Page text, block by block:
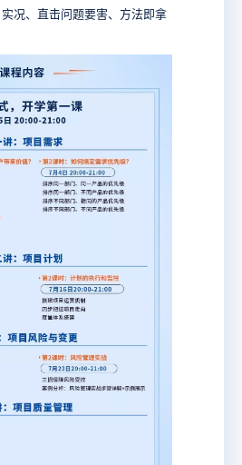
况、直击问题要害、方法即拿